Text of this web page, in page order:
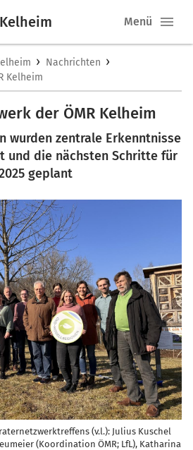
Menü
› Nachrichten ›
Kelheim
der ÖMR Kelheim
wurden zentrale Erkenntnisse
und die nächsten Schritte für
geplant
(v.l.): Julius Kuschel
(Koordination ÖMR; LfL), Katharina